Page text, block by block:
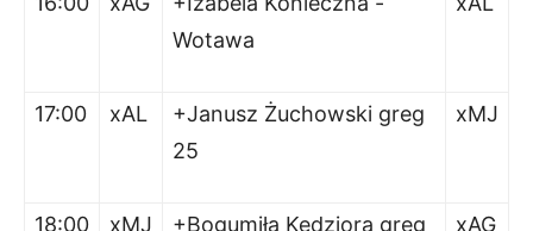
Wotawa
17:00 xAL
+Janusz Żuchowski greg
25
xMJ
18:00 xMJ +Bogumiła Kedziora greg xAG